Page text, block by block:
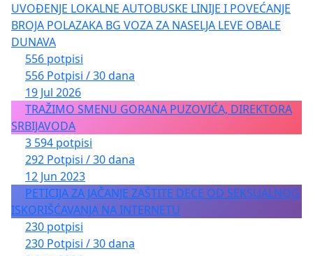
UVOĐENJE LOKALNE AUTOBUSKE LINIJE I POVEĆANJE
BROJA POLAZAKA BG VOZA ZA NASELJA LEVE OBALE
DUNAVA
556 potpisi
556 Potpisi / 30 dana
19 Jul 2026
TRAŽIMO SMENU GORANA PUZOVIĆA, DIREKTORA
SRBIJAVODA
3 594 potpisi
292 Potpisi / 30 dana
12 Jun 2023
PETICIJA ZA JAČANJE ZAŠTITE DECE OD SEKSUALNOG
ISKORIŠĆAVANJA NA INTERNETU
230 potpisi
230 Potpisi / 30 dana